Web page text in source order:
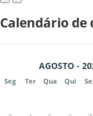
Calendário
AGOSTO -
Seg Ter Qua Qui